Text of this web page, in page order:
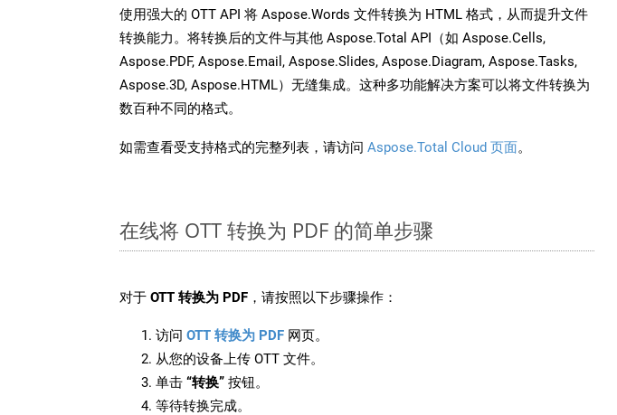
使用强大的 OTT API 将 Aspose.Words 文件转换为 HTML 格式，从而提升文件
转换能力。将转换后的文件与其他 Aspose.Total API（如 Aspose.Cells,
Aspose.PDF, Aspose.Email, Aspose.Slides, Aspose.Diagram, Aspose.Tasks,
Aspose.3D, Aspose.HTML）无缝集成。这种多功能解决方案可以将文件转换为
数百种不同的格式。
如需查看受支持格式的完整列表，请访问 Aspose.Total Cloud 页面。
在线将 OTT 转换为 PDF 的简单步骤
对于 OTT 转换为 PDF ，请按照以下步骤操作：
访问 OTT 转换为 PDF 网页。
从您的设备上传 OTT 文件。
单击 “转换” 按钮。
等待转换完成。